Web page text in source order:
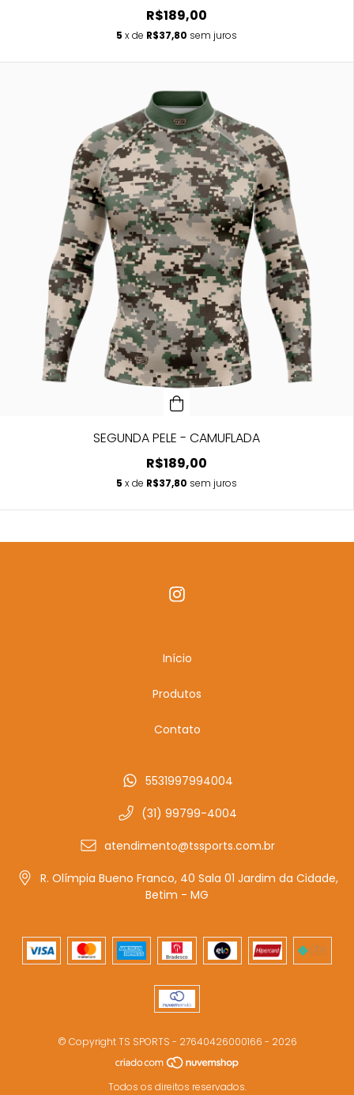
R$189,00
5 x de R$37,80 sem juros
SEGUNDA PELE - CAMUFLADA
R$189,00
5 x de R$37,80 sem juros
Início
Produtos
Contato
5531997994004
(31) 99799-4004
atendimento@tssports.com.br
R. Olímpia Bueno Franco, 40 Sala 01 Jardim da Cidade,
Betim - MG
© Copyright TS SPORTS - 27640426000166 - 2026
Todos os direitos reservados.